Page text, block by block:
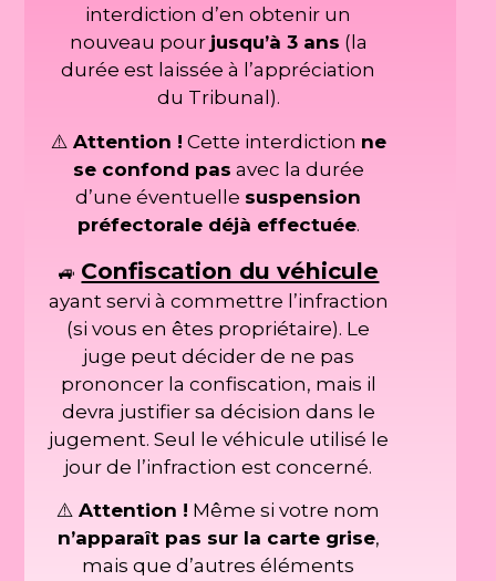
interdiction d’en obtenir un
nouveau pour jusqu’à 3 ans (la
durée est laissée à l’appréciation
du Tribunal).
⚠️ Attention ! Cette interdiction ne
se confond pas avec la durée
d’une éventuelle suspension
préfectorale déjà effectuée.
🚙 Confiscation du véhicule
ayant servi à commettre l’infraction
(si vous en êtes propriétaire). Le
juge peut décider de ne pas
prononcer la confiscation, mais il
devra justifier sa décision dans le
jugement. Seul le véhicule utilisé le
jour de l’infraction est concerné.
⚠️Attention ! Même si votre nom
n’apparaît pas sur la carte grise,
mais que d’autres éléments